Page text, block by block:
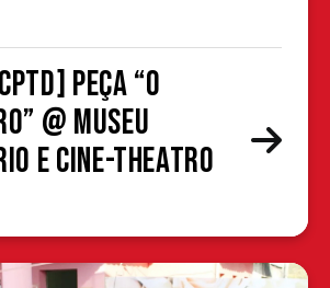
Peça “O
@ Museu
e Cine-Theatro